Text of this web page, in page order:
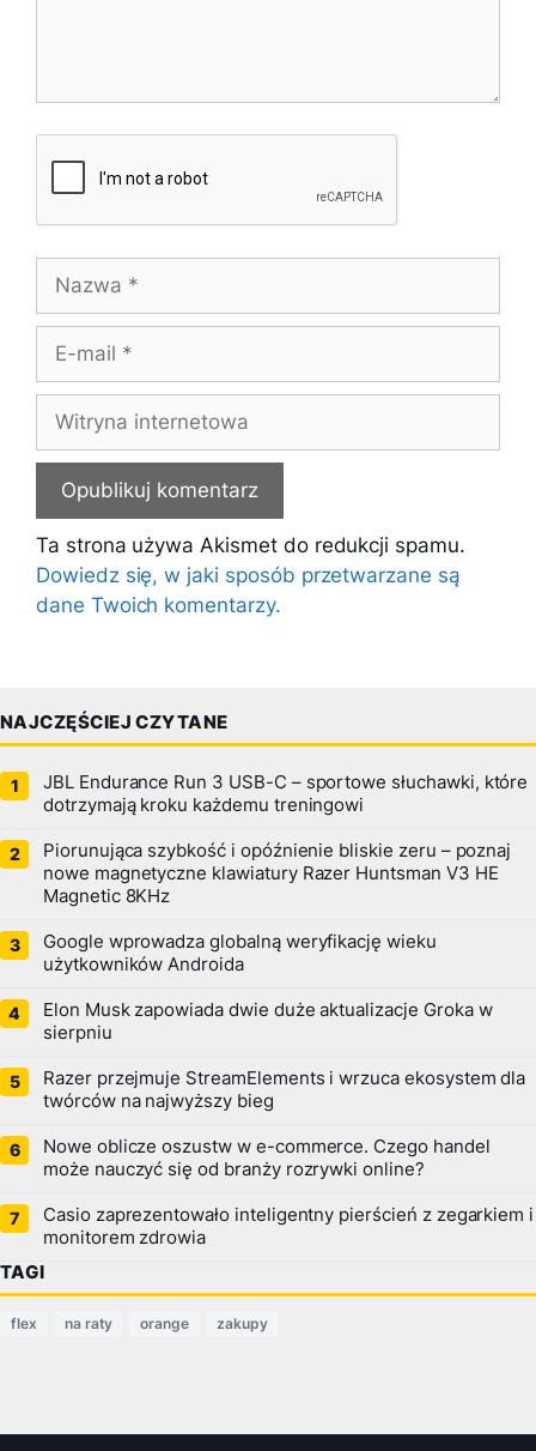
Nazwa
Witryna
internetowa
Ta strona używa Akismet do redukcji spamu.
Dowiedz się, w jaki sposób przetwarzane są
dane Twoich komentarzy.
NAJCZĘŚCIEJ CZYTANE
JBL Endurance Run 3 USB-C – sportowe słuchawki, które
dotrzymają kroku każdemu treningowi
Piorunująca szybkość i opóźnienie bliskie zeru – poznaj
nowe magnetyczne klawiatury Razer Huntsman V3 HE
Magnetic 8KHz
Google wprowadza globalną weryfikację wieku
użytkowników Androida
Elon Musk zapowiada dwie duże aktualizacje Groka w
sierpniu
Razer przejmuje StreamElements i wrzuca ekosystem dla
twórców na najwyższy bieg
Nowe oblicze oszustw w e-commerce. Czego handel
może nauczyć się od branży rozrywki online?
Casio zaprezentowało inteligentny pierścień z zegarkiem i
monitorem zdrowia
TAGI
flex na raty orange zakupy